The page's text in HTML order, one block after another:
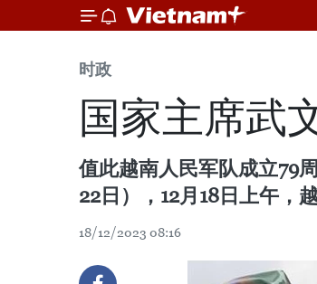
时政
国家主席武
值此越南人民军队成立79
22日），12月18日上午，
18/12/2023 08:16